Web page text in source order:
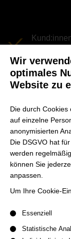
Empathie
Sozio-
Grenzen
Wir
optimales
Website zu
Die durch
auf einzelne
anonymisierten
Die DSGVO hat
werden
können Sie
anpassen.
Um Ihre Cookie-
Essenziell
Statistische